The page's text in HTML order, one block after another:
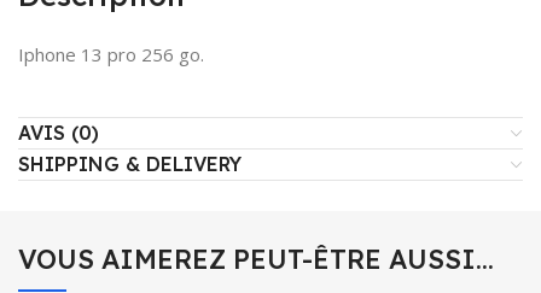
Iphone 13 pro 256 go.
AVIS (0)
SHIPPING & DELIVERY
VOUS AIMEREZ PEUT-ÊTRE AUSSI…